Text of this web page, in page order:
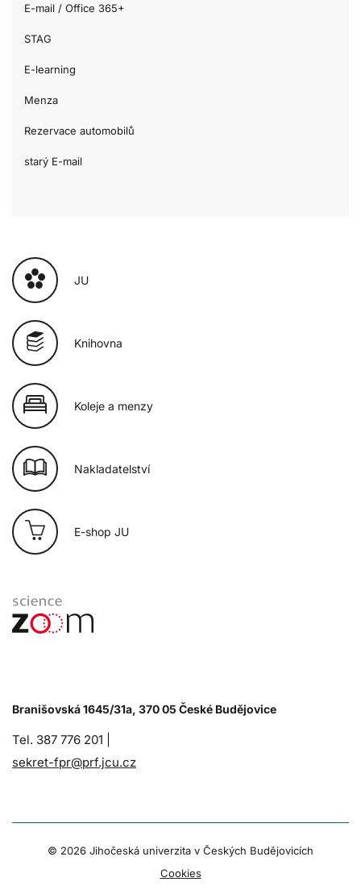
E-mail / Office 365+
STAG
E-learning
Menza
Rezervace automobilů
starý E-mail
JU
Knihovna
Koleje a menzy
Nakladatelství
E-shop JU
Branišovská 1645/31a, 370 05 České Budějovice
Tel. 387 776 201 |
sekret-fpr@prf.jcu.cz
© 2026 Jihočeská univerzita v Českých Budějovicích
Cookies